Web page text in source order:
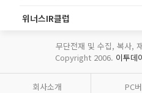
위너스IR클럽
무단전재 및 수집, 복사,
Copyright 2006. 이투데
회사소개 PC